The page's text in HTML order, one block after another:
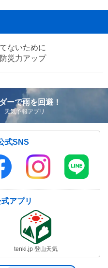
ないために
災力アップ
ーで雨を回避！
気予報アプリ
式SNS
アプリ
tenki.jp 登山天気